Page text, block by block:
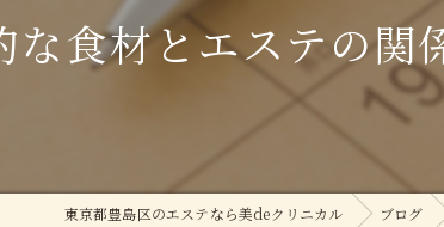
毛穴洗浄
食材とエステの関
東京都豊島区のエステなら美deクリニカル ブログ